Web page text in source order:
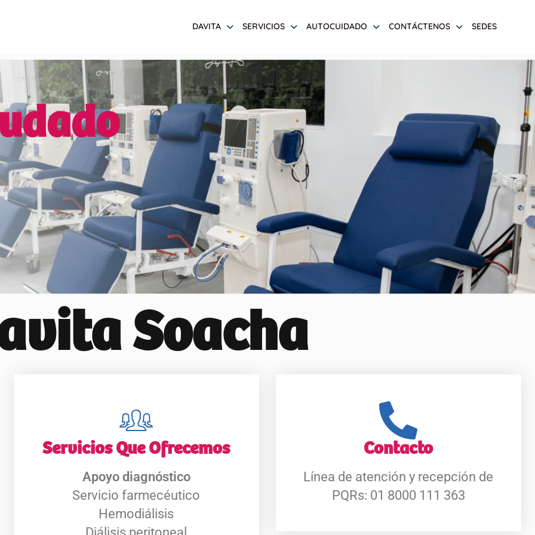
DAVITA SERVICIOS AUTOCUIDADO CONTÁCTENOS SEDES
Soacha
Servicios Que Ofrecemos
Apoyo diagnóstico
Servicio farmecéutico
Hemodiálisis
Contacto
Línea de atención y recepción de
PQRs: 01 8000 111 363